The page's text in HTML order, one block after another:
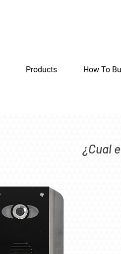
Products How To
¿Cual